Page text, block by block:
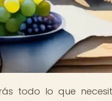
todo lo que